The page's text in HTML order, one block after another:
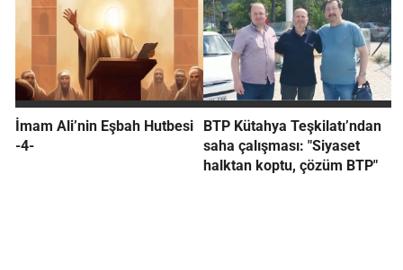
İmam Ali’nin Eşbah Hutbesi
-4-
BTP Kütahya Teşkilatı’ndan
saha çalışması: "Siyaset
halktan koptu, çözüm BTP"